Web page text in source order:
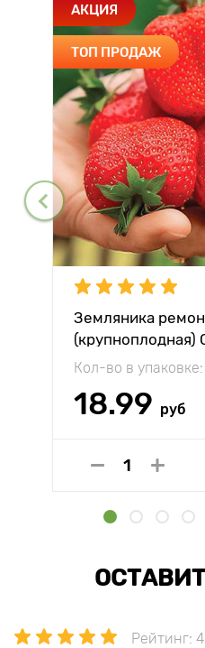
АКЦИЯ
ТОП ПРОДАЖ
Земляника
(крупноплодная)
Кол-во в упаковке:
18.99 руб
Рейтинг: